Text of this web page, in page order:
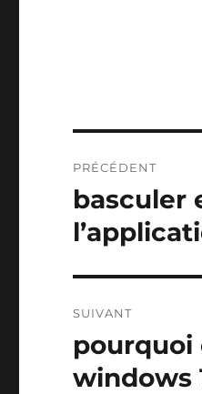
de
l’article
PRÉCÉDENT
Publication
précédente :
basculer
SUIVANT
Publication
suivante :
pourquoi
windows